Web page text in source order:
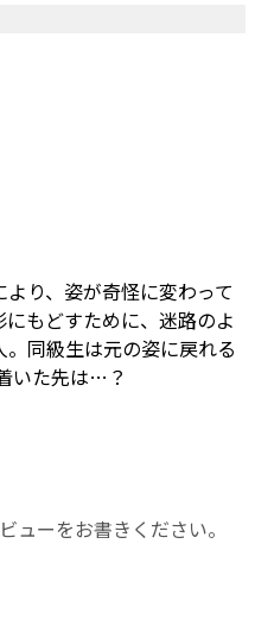
り、姿が奇怪に変わって
もどすために、迷路のよ
同級生は元の姿に戻れる
いた先は…？
ューをお書きください。